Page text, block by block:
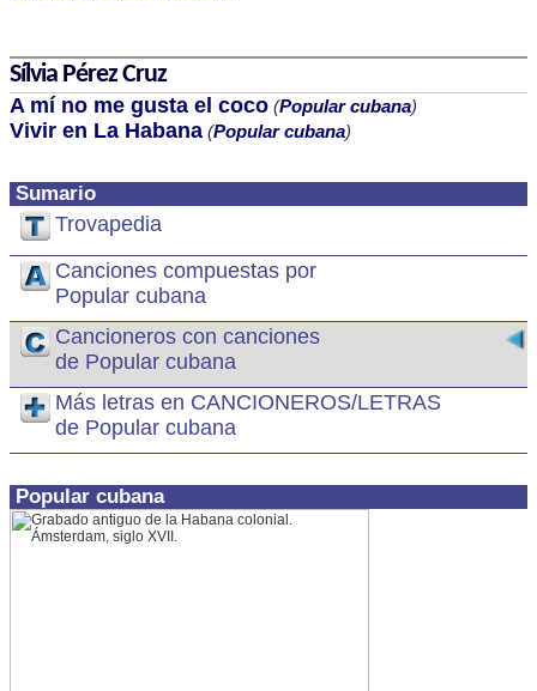
Sumario
Trovapedia
Canciones compuestas por
Popular cubana
Cancioneros con canciones
de Popular cubana
Más letras en CANCIONEROS/LETRAS
de Popular cubana
Popular cubana
Sílvia Pérez Cruz
A mí no me gusta el coco (Popular cubana)
Vivir en La Habana (Popular cubana)